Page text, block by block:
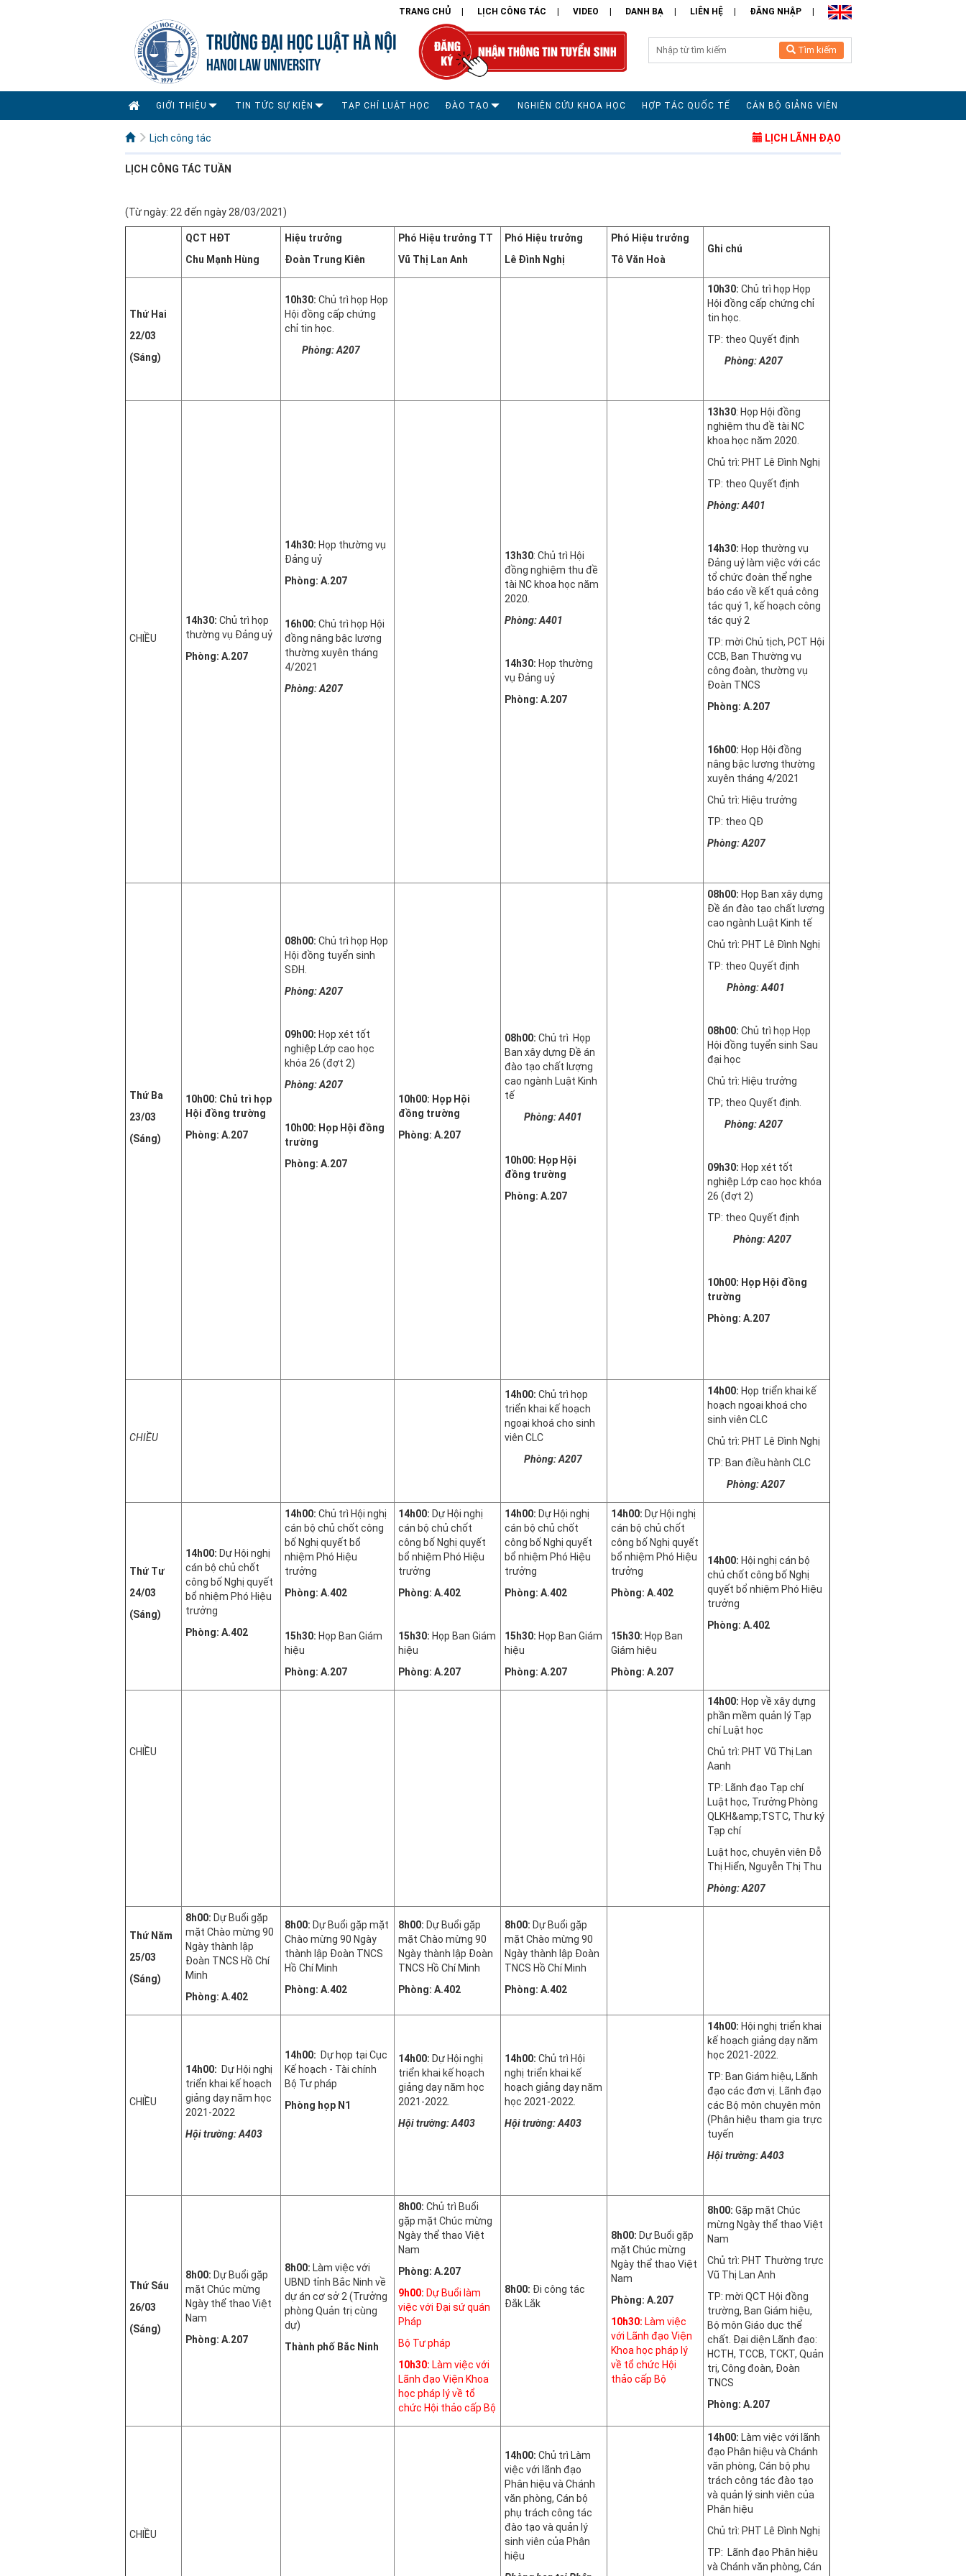
TRANG CHỦ LỊCH CÔNG TÁC VIDEO DANH BẠ LIÊN HỆ ĐĂNG NHẬP
TRƯỜNG ĐẠI HỌC LUẬT HÀ NỘI
HANOI LAW UNIVERSITY
Tìm kiếm
GIỚI THIỆU TIN TỨC SỰ KIỆN TẠP CHÍ LUẬT HỌC ĐÀO TẠO NGHIÊN CỨU KHOA HỌC HỢP TÁC QUỐC TẾ CÁN BỘ GIẢNG VIÊN
Lịch công tác LỊCH LÃNH ĐẠO
LỊCH CÔNG TÁC TUẦN
(Từ ngày: 22 đến ngày 28/03/2021)
QCT HĐT
Chu Mạnh Hùng
Hiệu trưởng
Đoàn Trung Kiên
Phó Hiệu trưởng TT
Vũ Thị Lan Anh
Phó Hiệu trưởng
Lê Đình Nghị
Phó Hiệu trưởng
Tô Văn Hoà
Ghi chú
Thứ Hai
22/03
(Sáng)
10h30: Chủ trì họp Họp
Hội đồng cấp chứng
chỉ tin học.
Phòng: A207
10h30: Chủ trì họp Họp
Hội đồng cấp chứng chỉ
tin học.
TP: theo Quyết định
Phòng: A207
CHIỀU
14h30: Chủ trì họp
thường vụ Đảng uỷ
Phòng: A.207
14h30: Họp thường vụ
Đảng uỷ
Phòng: A.207
16h00: Chủ trì họp Hội
đồng nâng bậc lương
thường xuyên tháng
4/2021
Phòng: A207
13h30: Chủ trì Hội
đồng nghiệm thu đề
tài NC khoa học năm
2020.
Phòng: A401
14h30: Họp thường
vụ Đảng uỷ
Phòng: A.207
13h30: Họp Hội đồng
nghiệm thu đề tài NC
khoa học năm 2020.
Chủ trì: PHT Lê Đình Nghị
TP: theo Quyết định
Phòng: A401
14h30: Họp thường vụ
Đảng uỷ làm việc với các
tổ chức đoàn thể nghe
báo cáo về kết quả công
tác quý 1, kế hoạch công
tác quý 2
TP: mời Chủ tịch, PCT Hội
CCB, Ban Thường vụ
công đoàn, thường vụ
Đoàn TNCS
Phòng: A.207
16h00: Họp Hội đồng
nâng bậc lương thường
xuyên tháng 4/2021
Chủ trì: Hiệu trưởng
TP: theo QĐ
Phòng: A207
Thứ Ba
23/03
(Sáng)
10h00: Chủ trì họp
Hội đồng trường
Phòng: A.207
08h00: Chủ trì họp Họp
Hội đồng tuyển sinh
SĐH.
Phòng: A207
09h00: Họp xét tốt
nghiệp Lớp cao học
khóa 26 (đợt 2)
Phòng: A207
10h00: Họp Hội đồng
trường
Phòng: A.207
10h00: Họp Hội
đồng trường
Phòng: A.207
08h00: Chủ trì Họp
Ban xây dựng Đề án
đào tạo chất lượng
cao ngành Luật Kinh
tế
Phòng: A401
10h00: Họp Hội
đồng trường
Phòng: A.207
08h00: Họp Ban xây dựng
Đề án đào tạo chất lượng
cao ngành Luật Kinh tế
Chủ trì: PHT Lê Đình Nghị
TP: theo Quyết định
Phòng: A401
08h00: Chủ trì họp Họp
Hội đồng tuyển sinh Sau
đại học
Chủ trì: Hiệu trưởng
TP; theo Quyết định.
Phòng: A207
09h30: Họp xét tốt
nghiệp Lớp cao học khóa
26 (đợt 2)
TP: theo Quyết định
Phòng: A207
10h00: Họp Hội đồng
trường
Phòng: A.207
CHIỀU
14h00: Chủ trì họp
triển khai kế hoạch
ngoại khoá cho sinh
viên CLC
Phòng: A207
14h00: Họp triển khai kế
hoạch ngoại khoá cho
sinh viên CLC
Chủ trì: PHT Lê Đình Nghị
TP: Ban điều hành CLC
Phòng: A207
Thứ Tư
24/03
(Sáng)
14h00: Dự Hội nghị
cán bộ chủ chốt
công bố Nghị quyết
bổ nhiệm Phó Hiệu
trưởng
Phòng: A.402
14h00: Chủ trì Hội nghị
cán bộ chủ chốt công
bố Nghị quyết bổ
nhiệm Phó Hiệu
trưởng
Phòng: A.402
15h30: Họp Ban Giám
hiệu
Phòng: A.207
14h00: Dự Hội nghị
cán bộ chủ chốt
công bố Nghị quyết
bổ nhiệm Phó Hiệu
trưởng
Phòng: A.402
15h30: Họp Ban Giám
hiệu
Phòng: A.207
14h00: Dự Hội nghị
cán bộ chủ chốt
công bố Nghị quyết
bổ nhiệm Phó Hiệu
trưởng
Phòng: A.402
15h30: Họp Ban Giám
hiệu
Phòng: A.207
14h00: Dự Hội nghị
cán bộ chủ chốt
công bố Nghị quyết
bổ nhiệm Phó Hiệu
trưởng
Phòng: A.402
15h30: Họp Ban
Giám hiệu
Phòng: A.207
14h00: Hội nghị cán bộ
chủ chốt công bố Nghị
quyết bổ nhiệm Phó Hiệu
trưởng
Phòng: A.402
CHIỀU
14h00: Họp về xây dựng
phần mềm quản lý Tạp
chí Luật học
Chủ trì: PHT Vũ Thị Lan
Aanh
TP: Lãnh đạo Tạp chí
Luật học, Trưởng Phòng
QLKH&amp;TSTC, Thư ký
Tạp chí
Luật học, chuyên viên Đỗ
Thị Hiển, Nguyễn Thị Thu
Phòng: A207
Thứ Năm
25/03
(Sáng)
8h00: Dự Buổi gặp
mặt Chào mừng 90
Ngày thành lập
Đoàn TNCS Hồ Chí
Minh
Phòng: A.402
8h00: Dự Buổi gặp mặt
Chào mừng 90 Ngày
thành lập Đoàn TNCS
Hồ Chí Minh
Phòng: A.402
8h00: Dự Buổi gặp
mặt Chào mừng 90
Ngày thành lập Đoàn
TNCS Hồ Chí Minh
Phòng: A.402
8h00: Dự Buổi gặp
mặt Chào mừng 90
Ngày thành lập Đoàn
TNCS Hồ Chí Minh
Phòng: A.402
CHIỀU
14h00: Dự Hội nghị
triển khai kế hoạch
giảng dạy năm học
2021-2022
Hội trường: A403
14h00: Dự họp tại Cục
Kế hoạch - Tài chính
Bộ Tư pháp
Phòng họp N1
14h00: Dự Hội nghị
triển khai kế hoạch
giảng dạy năm học
2021-2022.
Hội trường: A403
14h00: Chủ trì Hội
nghị triển khai kế
hoạch giảng dạy năm
học 2021-2022.
Hội trường: A403
14h00: Hội nghị triển khai
kế hoạch giảng dạy năm
học 2021-2022.
TP: Ban Giám hiệu, Lãnh
đạo các đơn vị. Lãnh đạo
các Bộ môn chuyên môn
(Phân hiệu tham gia trực
tuyến
Hội trường: A403
Thứ Sáu
26/03
(Sáng)
8h00: Dự Buổi gặp
mặt Chúc mừng
Ngày thể thao Việt
Nam
Phòng: A.207
8h00: Làm việc với
UBND tỉnh Bắc Ninh về
dự án cơ sở 2 (Trưởng
phòng Quản trị cùng
dự)
Thành phố Bắc Ninh
8h00: Chủ trì Buổi
gặp mặt Chúc mừng
Ngày thể thao Việt
Nam
Phòng: A.207
9h00: Dự Buổi làm
việc với Đại sứ quán
Pháp
Bộ Tư pháp
10h30: Làm việc với
Lãnh đạo Viện Khoa
học pháp lý về tổ
chức Hội thảo cấp Bộ
8h00: Đi công tác
Đắk Lắk
8h00: Dự Buổi gặp
mặt Chúc mừng
Ngày thể thao Việt
Nam
Phòng: A.207
10h30: Làm việc
với Lãnh đạo Viện
Khoa học pháp lý
về tổ chức Hội
thảo cấp Bộ
8h00: Gặp mặt Chúc
mừng Ngày thể thao Việt
Nam
Chủ trì: PHT Thường trực
Vũ Thị Lan Anh
TP: mời QCT Hội đồng
trường, Ban Giám hiệu,
Bộ môn Giáo dục thể
chất. Đại diện Lãnh đạo:
HCTH, TCCB, TCKT, Quản
trị, Công đoàn, Đoàn
TNCS
Phòng: A.207
CHIỀU
14h00: Chủ trì Làm
việc với lãnh đạo
Phân hiệu và Chánh
văn phòng, Cán bộ
phụ trách công tác
đào tạo và quản lý
sinh viên của Phân
hiệu
14h00: Làm việc với lãnh
đạo Phân hiệu và Chánh
văn phòng, Cán bộ phụ
trách công tác đào tạo
và quản lý sinh viên của
Phân hiệu
Chủ trì: PHT Lê Đình Nghị
TP: Lãnh đạo Phân hiệu
và Chánh văn phòng, Cán